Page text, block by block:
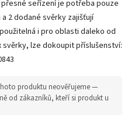
seřízení je potřeba pouze
2 dodané svěrky zajišťují
i pro oblasti daleko od
lze dokoupit příslušenství:
produktu neověřujeme —
od zákazníků, kteří si produkt u